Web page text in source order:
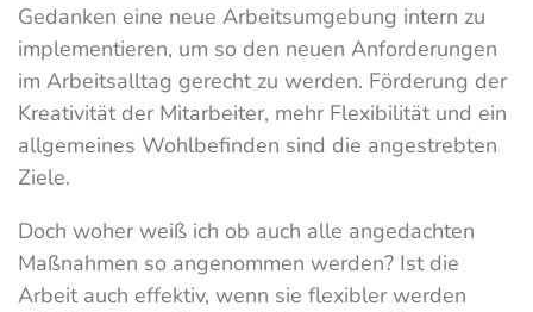
Gedanken eine neue Arbeitsumgebung intern zu
implementieren, um so den neuen Anforderungen
im Arbeitsalltag gerecht zu werden. Förderung der
Kreativität der Mitarbeiter, mehr Flexibilität und ein
allgemeines Wohlbefinden sind die angestrebten
Ziele.
Doch woher weiß ich ob auch alle angedachten
Maßnahmen so angenommen werden? Ist die
Arbeit auch effektiv, wenn sie flexibler werden